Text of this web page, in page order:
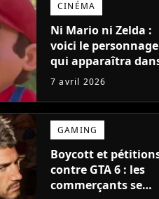
CINÉMA
Ni Mario ni Zelda :
voici le personnage
qui apparaîtra
tous les films
7 avril 2026
GAMING
Boycott et
contre GTA 6 : les
commerçants se